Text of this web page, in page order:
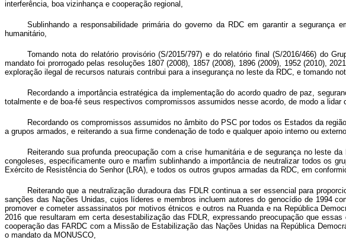
interferência, boa vizinhança e cooperação regional,
Sublinhando a responsabilidade primária do governo da RDC em garantir a
humanitário,
Tomando nota do relatório provisório (S/2015/797) e do relatório final (S/2016/466) do
mandato foi prorrogado pelas resoluções 1807 (2008), 1857 (2008), 1896 (2009), 1952 (2010),
exploração ilegal de recursos naturais contribui para a insegurança no leste da RDC, e tomando
Recordando a importância estratégica da implementação do acordo quadro de paz,
totalmente e de boa-fé seus respectivos compromissos assumidos nesse acordo, de modo a
Recordando os compromissos assumidos no âmbito do PSC por todos os Estados da
a grupos armados, e reiterando a sua firme condenação de todo e qualquer apoio interno ou
Reiterando sua profunda preocupação com a crise humanitária e de segurança no leste
congoleses, especificamente ouro e marfim sublinhando a importância de neutralizar todos os
Exército de Resistência do Senhor (LRA), e todos os outros grupos armadas da RDC, em
Reiterando que a neutralização duradoura das FDLR continua a ser essencial para
sanções das Nações Unidas, cujos líderes e membros incluem autores do genocídio de 1994
promover e cometer assassinatos por motivos étnicos e outros na Ruanda e na República
2016 que resultaram em certa desestabilização das FDLR, expressando preocupação que
cooperação das FARDC com a Missão de Estabilização das Nações Unidas na República
o mandato da MONUSCO,